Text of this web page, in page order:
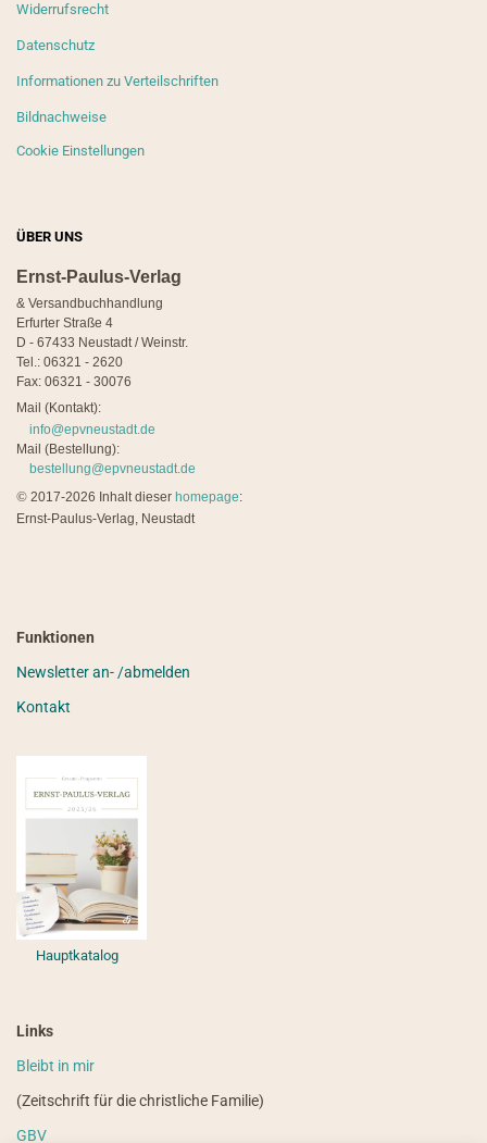
Widerrufsrecht
Datenschutz
Informationen zu Verteilschriften
Bildnachweise
Cookie Einstellungen
ÜBER UNS
Ernst-Paulus-Verlag
& Versandbuchhandlung
Erfurter Straße 4
D - 67433 Neustadt / Weinstr.
Tel.: 06321 - 2620
Fax: 06321 - 30076
Mail (Kontakt):
info@epvneustadt.de
Mail (Bestellung):
bestellung@epvneustadt.de
© 2017-2026 Inhalt dieser homepage:
Ernst-Paulus-Verlag, Neustadt
Funktionen
Newsletter an- /abmelden
Kontakt
Hauptkatalog
Links
Bleibt in mir
(Zeitschrift für die christliche Familie)
GBV